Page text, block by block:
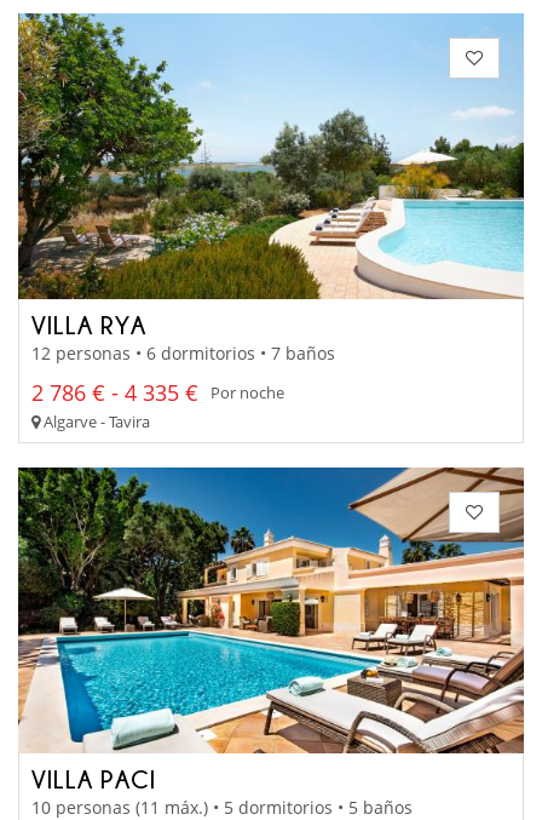
VILLA RYA
12 personas • 6 dormitorios • 7 baños
2 786 € - 4 335 €
Por noche
Algarve - Tavira
VILLA PACI
10 personas (11 máx.) • 5 dormitorios • 5 baños